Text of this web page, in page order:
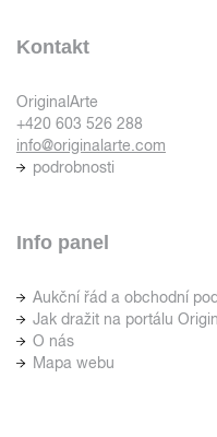
Kontakt
OriginalArte
+420 603 526 288
info@originalarte.com
podrobnosti
Info panel
Aukční řád a obchodní
Jak dražit na portálu
O nás
Mapa webu